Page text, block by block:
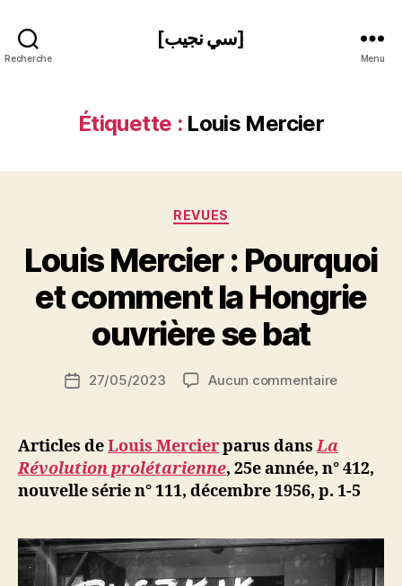
Recherche
[سي نجيب]
Menu
Étiquette : Louis Mercier
Catégories
REVUES
Louis Mercier : Pourquoi
et comment la Hongrie
ouvrière se bat
de
a
S
N
ji
b
Date27/05/2023 Aucun commentairesur
Pourquoi
et
comment
Hongrie
ouvrière
se
Articles deLouis Mercierparus dansLa
Révolution prolétarienne, 25e année, n° 412,
nouvelle série n° 111, décembre 1956, p. 1-5